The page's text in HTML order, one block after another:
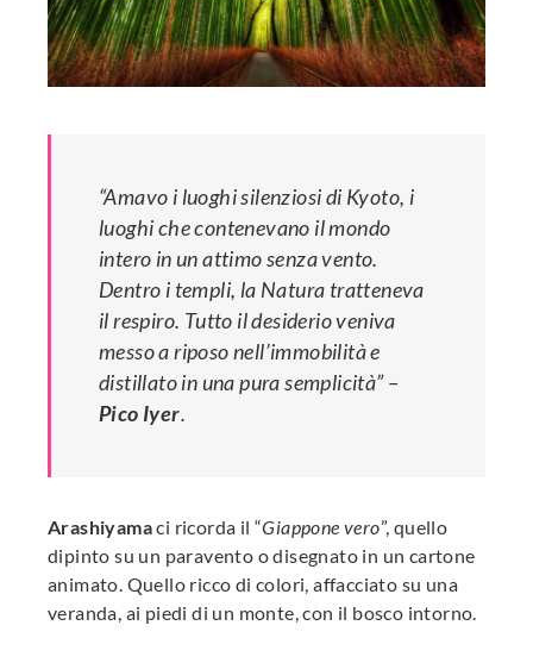
“Amavo i luoghi silenziosi di Kyoto, i
luoghi che contenevano il mondo
intero in un attimo senza vento.
Dentro i templi, la Natura tratteneva
il respiro. Tutto il desiderio veniva
messo a riposo nell’immobilità e
distillato in una pura semplicità” –
Pico Iyer.
Arashiyamaci ricorda il “Giappone vero”, quello
dipinto su un paravento o disegnato in un cartone
animato. Quello ricco di colori, affacciato su una
veranda, ai piedi di un monte, con il bosco intorno.